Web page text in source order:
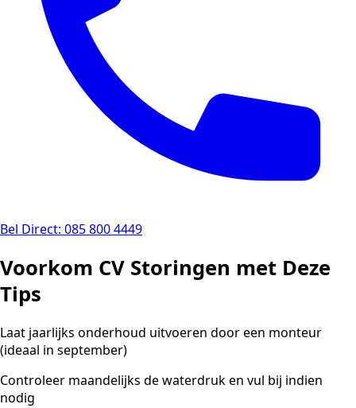
Bel Direct: 085 800 4449
Voorkom CV Storingen met Deze
Tips
Laat jaarlijks onderhoud uitvoeren door een monteur
(ideaal in september)
Controleer maandelijks de waterdruk en vul bij indien
nodig